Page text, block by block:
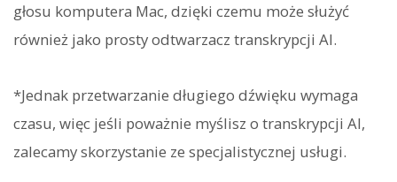
głosu komputera Mac, dzięki czemu może służyć
również jako prosty odtwarzacz transkrypcji AI.
*Jednak przetwarzanie długiego dźwięku wymaga
czasu, więc jeśli poważnie myślisz o transkrypcji AI,
zalecamy skorzystanie ze specjalistycznej usługi.